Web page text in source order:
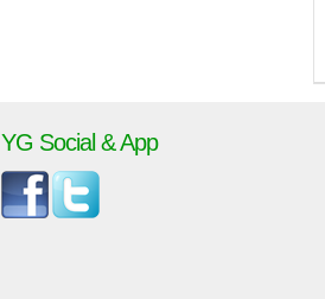
YG Social & App